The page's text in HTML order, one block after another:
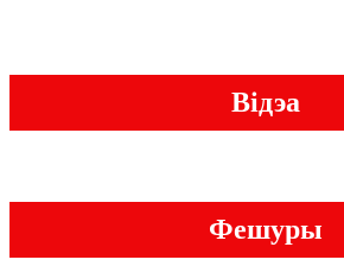
Відэа
Фешуры